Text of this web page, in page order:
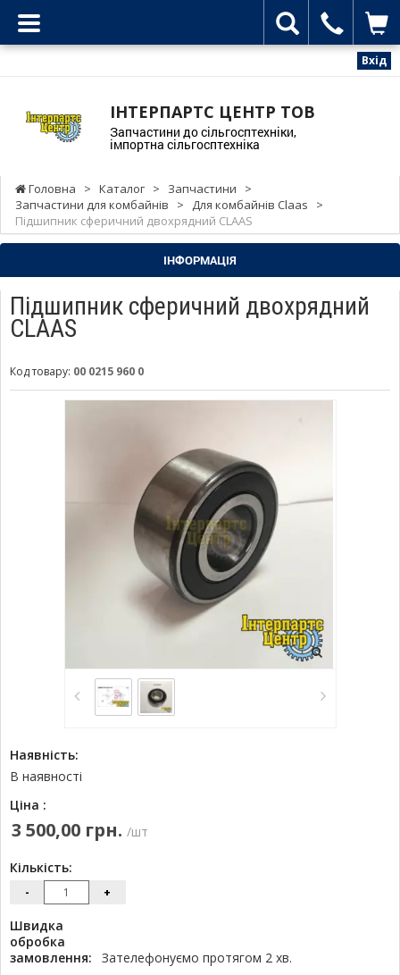
Вхід
ІНТЕРПАРТС ЦЕНТР ТОВ
Запчастини до сільгосптехніки,
імпортна сільгосптехніка
Головна > Каталог > Запчастини
>
Запчастини для комбайнів
> Для комбайнів Claas
>
Підшипник сферичний двохрядний CLAAS
ІНФОРМАЦІЯ
Підшипник сферичний двохрядний
CLAAS
Код товару: 00 0215 960 0
Наявність:
В наявності
Ціна :
3 500,00 грн. /шт
Кількість:
- +
Швидка
обробка
замовлення:
Зателефонуємо протягом 2 хв.